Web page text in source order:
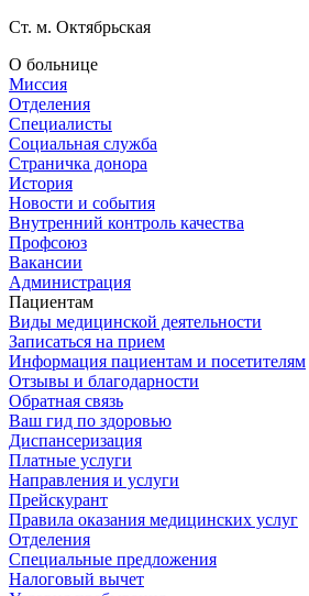
Ст. м. Октябрьская
О больнице
Миссия
Отделения
Специалисты
Социальная служба
Страничка донора
История
Новости и события
Внутренний контроль качества
Профсоюз
Вакансии
Администрация
Пациентам
Виды медицинской деятельности
Записаться на прием
Информация пациентам и посетителям
Отзывы и благодарности
Обратная связь
Ваш гид по здоровью
Диспансеризация
Платные услуги
Направления и услуги
Прейскурант
Правила оказания медицинских услуг
Отделения
Специальные предложения
Налоговый вычет